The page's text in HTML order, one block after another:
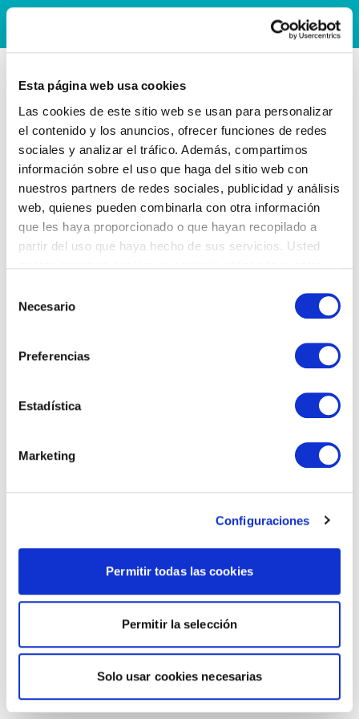
Esta página web usa cookies
Las cookies de este sitio web se usan para personalizar
el contenido y los anuncios, ofrecer funciones de redes
sociales y analizar el tráfico. Además, compartimos
información sobre el uso que haga del sitio web con
nuestros partners de redes sociales, publicidad y análisis
web, quienes pueden combinarla con otra información
que les haya proporcionado o que hayan recopilado a
partir del uso que haya hecho de sus servicios. Usted
Necesario
Preferencias
Estadística
Marketing
Configuraciones
Permitir todas las cookies
Permitir la selección
Solo usar cookies necesarias